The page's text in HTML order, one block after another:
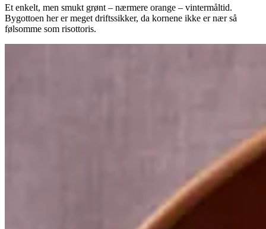
Et enkelt, men smukt grønt – nærmere orange – vintermåltid.
Bygottoen her er meget driftssikker, da kornene ikke er nær så
følsomme som risottoris.